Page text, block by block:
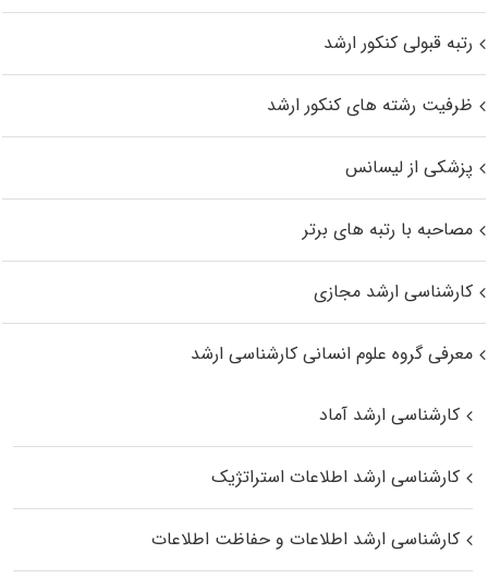
رتبه قبولی کنکور ارشد
ظرفیت رشته های کنکور ارشد
پزشکی از لیسانس
مصاحبه با رتبه های برتر
کارشناسی ارشد مجازی
معرفی گروه علوم انسانی کارشناسی ارشد
کارشناسی ارشد آماد
کارشناسی ارشد اطلاعات استراتژیک
کارشناسی ارشد اطلاعات و حفاظت اطلاعات